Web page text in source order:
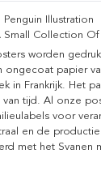
Penguin Illustration
Small Collection Of
worden
ongecoat papier
in Frankrijk. Het
tijd. Al onze
voor
en de
met het Svanen